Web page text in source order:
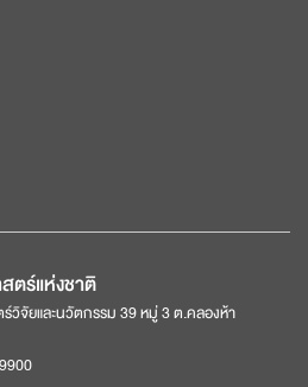
ร์แห่งชาติ
วิจัยและนวัตกรรม 39 หมู่ 3 ต.คลองห้า